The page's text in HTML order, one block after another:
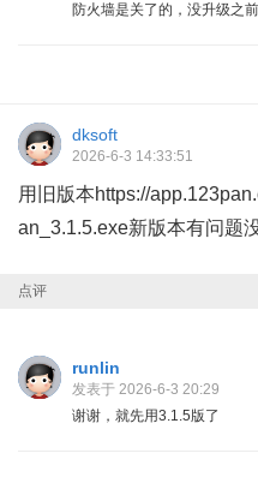
防火墙是关了的，没升级之
dksoft
2026-6-3 14:33:51
用旧版本https://
an_3.1.5.exe新版本有问题
点评
runlin
发表于 2026-6-3 20:29
谢谢，就先用3.1.5版了